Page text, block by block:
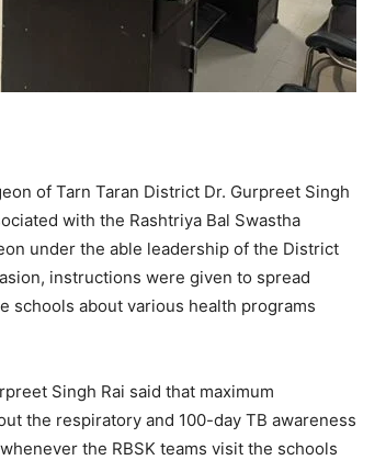
of Tarn Taran District Dr. Gurpreet Singh
with the Rashtriya Bal Swastha
under the able leadership of the District
instructions were given to spread
schools about various health programs
Singh Rai said that maximum
the respiratory and 100-day TB awareness
the RBSK teams visit the schools